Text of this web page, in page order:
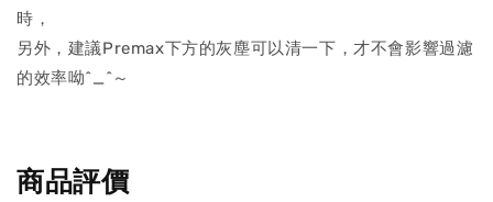
時，
另外，建議Premax下方的灰塵可以清一下，才不會影響過濾
的效率呦^_^～
商品評價